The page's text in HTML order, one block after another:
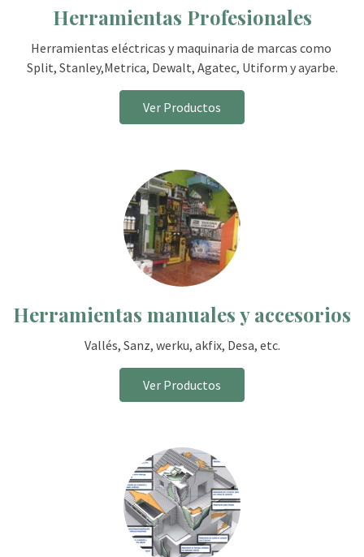
Herramientas Profesionales
Herramientas eléctricas y maquinaria de marcas como
Split, Stanley,Metrica, Dewalt, Agatec, Utiform y ayarbe.
Ver Productos
Herramientas manuales y accesorios
Vallés, Sanz, werku, akfix, Desa, etc.
Ver Productos